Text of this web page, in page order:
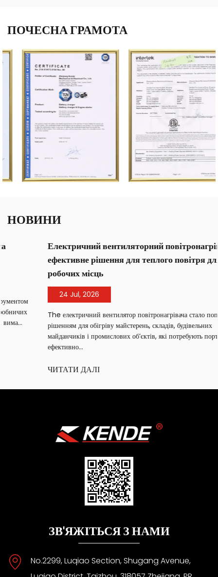
ПОЧЕСНА ГРАМОТА
НОВИНИ
Електричний вентиляторний повітронагрівач:
ефективне рішення для теплого повітря для
робочих місць
The електричний вентилятор повітронагрівача стало популярним
рішенням для обігріву майстерень, складів, будівельних
майданчиків і промислових об’єктів, які потребують портативного,
ЧИТАТИ ДАЛІ
ЗВ'ЯЖІТЬСЯ З НАМИ
No.2299, Luqiao Section, Shugang Avenue,